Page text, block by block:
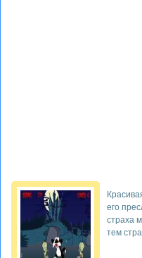
его
страха
тем